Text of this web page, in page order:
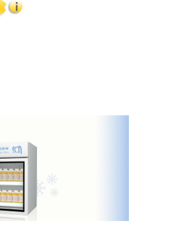
פרוטוקול אומגה
צור קשר